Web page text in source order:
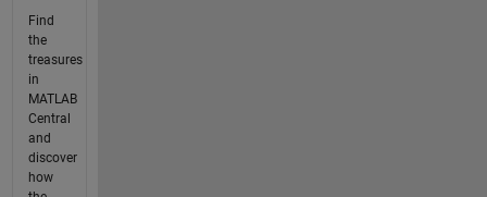
Find
the
treasures
in
MATLAB
Central
and
discover
how